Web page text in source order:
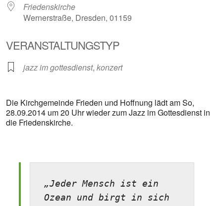
Friedenskirche
Wernerstraße, Dresden, 01159
VERANSTALTUNGSTYP
jazz im gottesdienst, konzert
Die Kirchgemeinde Frieden und Hoffnung lädt am So,
28.09.2014 um 20 Uhr wieder zum Jazz im Gottesdienst in
die Friedenskirche.
„Jeder Mensch ist ein
Ozean und birgt in sich